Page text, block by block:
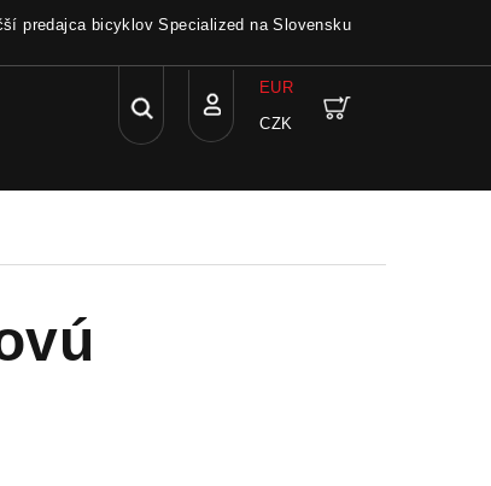
predajca bicyklov Specialized na Slovensku
Hľadať
Prihlásenie
EUR
CZK
košík